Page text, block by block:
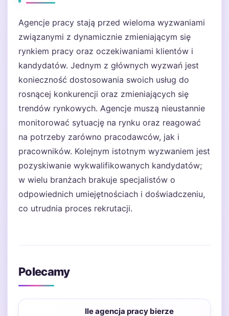
Agencje pracy stają przed wieloma wyzwaniami
związanymi z dynamicznie zmieniającym się
rynkiem pracy oraz oczekiwaniami klientów i
kandydatów. Jednym z głównych wyzwań jest
konieczność dostosowania swoich usług do
rosnącej konkurencji oraz zmieniających się
trendów rynkowych. Agencje muszą nieustannie
monitorować sytuację na rynku oraz reagować
na potrzeby zarówno pracodawców, jak i
pracowników. Kolejnym istotnym wyzwaniem jest
pozyskiwanie wykwalifikowanych kandydatów;
w wielu branżach brakuje specjalistów o
odpowiednich umiejętnościach i doświadczeniu,
co utrudnia proces rekrutacji.
Polecamy
Ile agencja pracy bierze